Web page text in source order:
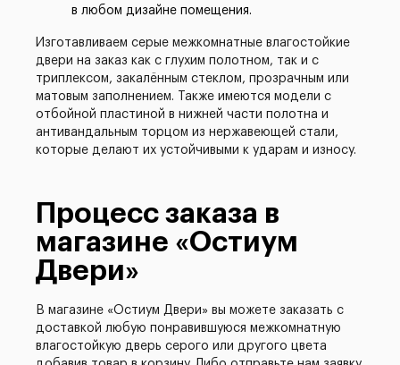
в любом дизайне помещения.
Изготавливаем серые межкомнатные влагостойкие
двери на заказ как с глухим полотном, так и с
триплексом, закалённым стеклом, прозрачным или
матовым заполнением. Также имеются модели с
отбойной пластиной в нижней части полотна и
антивандальным торцом из нержавеющей стали,
которые делают их устойчивыми к ударам и износу.
Процесс заказа в
магазине «Остиум
Двери»
В магазине «Остиум Двери» вы можете заказать с
доставкой любую понравившуюся межкомнатную
влагостойкую дверь серого или другого цвета